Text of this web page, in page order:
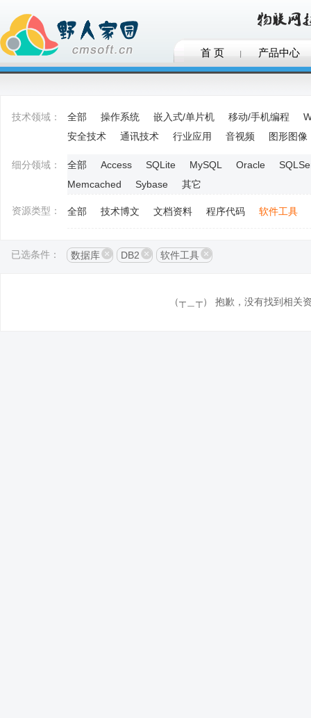
首 页 产品中心
技术领域： 全部 操作系统 嵌入式/单片机 移动/手机编程
安全技术
通讯技术 行业应用 音视频 图形图像
细分领域： 全部 Access SQLite MySQL Oracle
Memcached
Sybase 其它
资源类型： 全部 技术博文 文档资料 程序代码 软件工具
已选条件： 数据库 DB2 软件工具
（┬＿┬） 抱歉，没有找到相关